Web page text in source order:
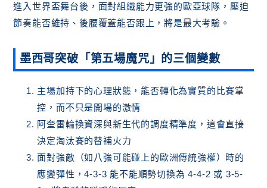
進入世界盃舞台後，面對組織能力更強的歐亞球隊，壓迫
節奏能否維持、後腰覆蓋能否跟上，將是最大考驗。
墨西哥突破「第五場魔咒」的三個變數
主場加持下的心理狀態，能否轉化為實質的比賽掌
控，而不只是開場的激情
阿奎雷輪換資深與新生代的調度精準度，這會直接
決定淘汰賽的替補火力
面對強敵（如八強可能碰上的歐洲傳統強權）時的
應變彈性，4-3-3 能不能順勢切換為 4-4-2 或 3-5-